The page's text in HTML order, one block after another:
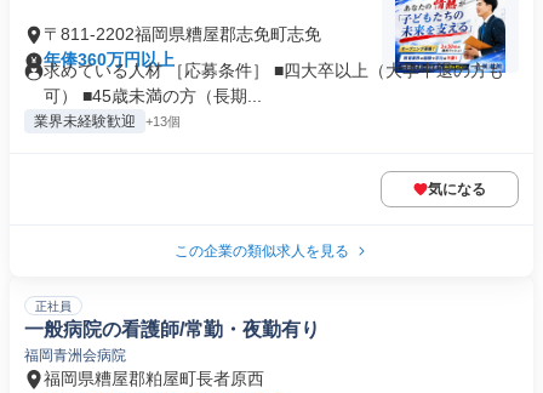
〒811-2202福岡県糟屋郡志免町志免
年俸360万円以上
求めている人材 ［応募条件］ ■四大卒以上（大学中退の方も
可） ■45歳未満の方（長期...
業界未経験歓迎 +13個
気になる
この企業の類似求人を見る
正社員
一般病院の看護師/常勤・夜勤有り
福岡青洲会病院
福岡県糟屋郡粕屋町長者原西